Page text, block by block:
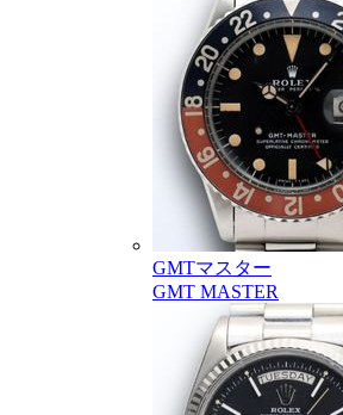
GMTマスター
GMT MASTER